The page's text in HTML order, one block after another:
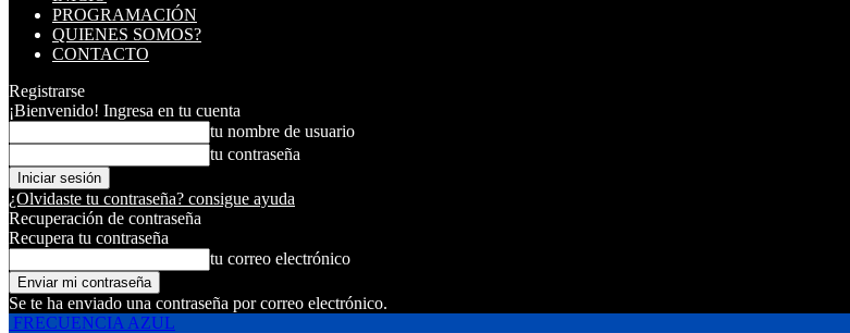
PROGRAMACIÓN
QUIENES SOMOS?
CONTACTO
Registrarse
¡Bienvenido! Ingresa en tu cuenta
tu nombre de usuario
tu contraseña
¿Olvidaste tu contraseña? consigue ayuda
Recuperación de contraseña
Recupera tu contraseña
tu correo electrónico
Se te ha enviado una contraseña por correo electrónico.
FRECUENCIA AZUL